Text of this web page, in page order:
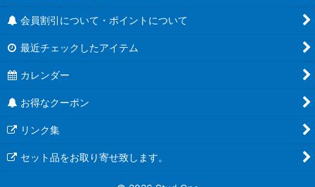
会員割引について・ポイントについて
最近チェックしたアイテム
カレンダー
お得なクーポン
リンク集
セット品をお取り寄せ致します。